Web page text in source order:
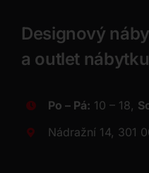
Designový
a outlet
Po – Pá: 10 – 18,
Nádražní 14, 301